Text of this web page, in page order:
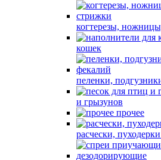
когтерезы,
кошек
пеленки,
и грызунов
прочее
расчески,